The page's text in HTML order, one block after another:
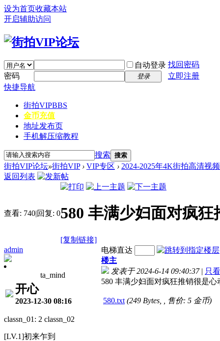
设为首页收藏本站
开启辅助访问
自动登录 找回密码
密码
登录
立即注册
快捷导航
街拍VIPBBS
金币充值
地址发布页
手机解压缩教程
搜索 搜索
街拍VIP论坛»街拍VIP › VIP专区 › 2024-2025年4K街拍高清视
返回列表
查看: 740|回复: 0580 丰满少妇面对疯
[复制链接]
admin
ta_mind
开心
2023-12-30 08:16
classn_01: 2 classn_02
[LV.1]初来乍到
电梯直达
楼主
发表于 2024-6-14 09:40:37 | 只
580 丰满少妇面对疯狂推销很是心
580.txt (249 Bytes, , 售价: 5 金币)